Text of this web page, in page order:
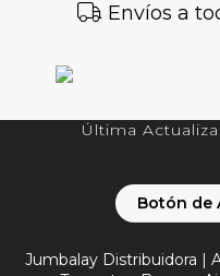
Envíos a
Última
Botón de
Jumbalay Distribuidora |